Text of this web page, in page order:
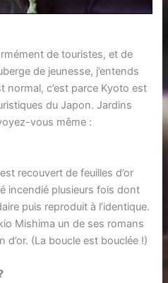
de touristes, et de
de jeunesse, j’entends
normal, c’est parce Kyoto est
du Japon. Jardins
vous même :
recouvert de feuilles d’or
incendié plusieurs fois dont
puis reproduit à l’identique.
Mishima un de ses romans
d’or. (La boucle est bouclée !)